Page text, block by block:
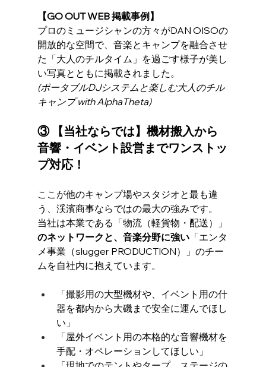
【GO OUT WEB 掲載事例】
プロのミュージシャンの方々がDAN OISOの
開放的な空間で、音楽とキャンプを融合させ
た「大人のチルタイム」を過ごす様子が美し
い写真とともに掲載されました。
(ポータブルDJシステムと楽しむ大人のチル
キャンプ with AlphaTheta)
③ 【当社ならでは】機材搬入から
音響・イベント設営までワンストッ
プ対応！
ここが他のキャンプ場やスタジオと最も違
う、渓濱商事ならではの最大の強みです。
当社は本業である「物流（軽貨物・配送）」
のネットワークと、音楽分野に強い「エンタ
メ事業（slugger PRODUCTION）」のチー
ムを自社内に抱えています。
「撮影用の大型機材や、イベント用の什
器を都内から大磯まで安全に運んでほし
い」
「屋外イベント用の本格的な音響機材を
手配・オペレーションしてほしい」